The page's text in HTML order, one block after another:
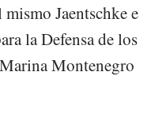
Jaentschke e
la Defensa de los
Montenegro